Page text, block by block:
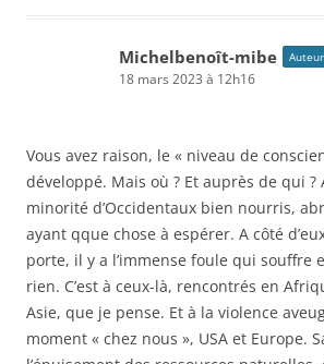
Michelbenoît-mibe
18 mars 2023 à 12h16
Vous avez raison, le « niveau de
développé. Mais où ? Et auprès de qui ?
minorité d’Occidentaux bien nourris,
ayant qque chose à espérer. A côté
porte, il y a l’immense foule qui souffre
rien. C’est à ceux-là, rencontrés en
Asie, que je pense. Et à la violence
moment « chez nous », USA et Europe.